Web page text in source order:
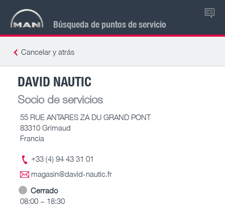
Búsqueda de puntos de servicio
ES
Cancelar y atrás
DAVID NAUTIC
Socio de servicios
55 RUE ANTARES ZA DU GRAND PONT
83310 Grimaud
Francia
+33 (4) 94 43 31 01
magasin@david-nautic.fr
Cerrado
08:00 – 18:30